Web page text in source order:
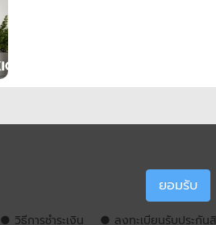
● วิธีการชำระเงิน ● ลงทะเบียนรับประกัน
ยอมรับ